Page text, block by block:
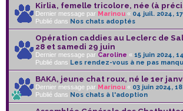
Kirlia, femelle tricolore, née (à
Dernier message par Marinou « 04 juil. 2024,
Publié dans Nos chats adoptés
Opération caddies au Leclerc de
28 et samedi 29 juin
Dernier message par Caroline « 15 juin 2024,
Publié dans Les rendez-vous à ne pas
BAKA, jeune chat roux, né le 1er
Dernier message par Marinou « 03 juin 2024,
Publié dans Nos chats à l'adoption